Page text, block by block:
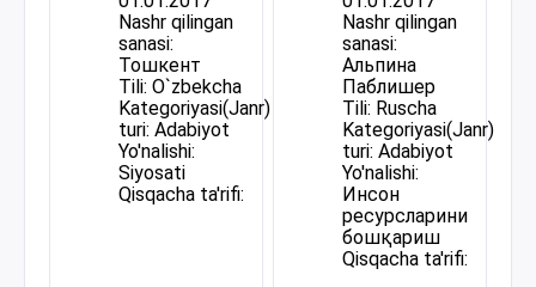
Nashr qilingan
sanasi:
Тошкент
Tili: O`zbekcha
Kategoriyasi(Janr)
turi: Adabiyot
Yo'nalishi:
Siyosati
Qisqacha ta'rifi:
Nashr qilingan
sanasi:
Альпина
Паблишер
Tili: Ruscha
Kategoriyasi(Janr)
turi: Adabiyot
Yo'nalishi:
Инсон
ресурсларини
бошқариш
Qisqacha ta'rifi: